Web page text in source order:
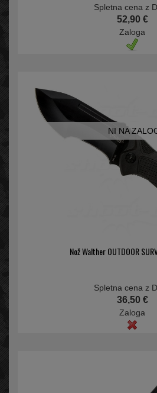
Spletna cena z
52,90 €
Zaloga
NI NA
Nož Walther OUTDOOR
Spletna cena z
36,50 €
Zaloga